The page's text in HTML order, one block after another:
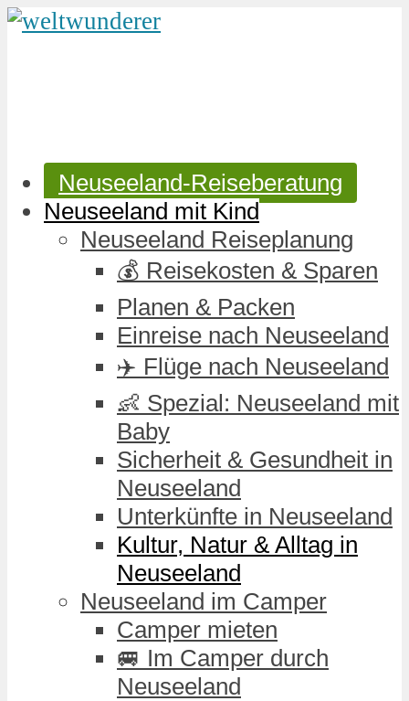
Neuseeland-Reiseberatung
Neuseeland mit Kind
Neuseeland Reiseplanung
💰 Reisekosten & Sparen
Planen & Packen
Einreise nach Neuseeland
✈️ Flüge nach Neuseeland
👶 Spezial: Neuseeland mit
Baby
Sicherheit & Gesundheit in
Neuseeland
Unterkünfte in Neuseeland
Kultur, Natur & Alltag in
Neuseeland
Neuseeland im Camper
Camper mieten
🚐 Im Camper durch
Neuseeland